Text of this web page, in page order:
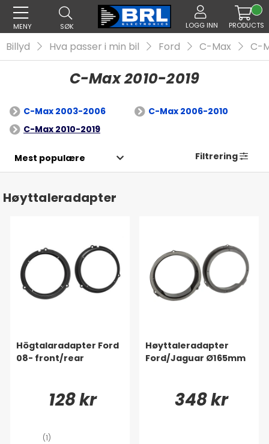
MENY SØK LOGG INN PRODUCTS
Billyd Hva passer i min bil Ford C-Max C-
C-Max 2010-2019
C-Max 2003-2006
C-Max 2006-2010
C-Max 2010-2019
Filtrering
Høyttaleradapter
Högtalaradapter Ford
08- front/rear
128 kr
(1)
Høyttaleradapter
Ford/Jaguar Ø165mm
348 kr